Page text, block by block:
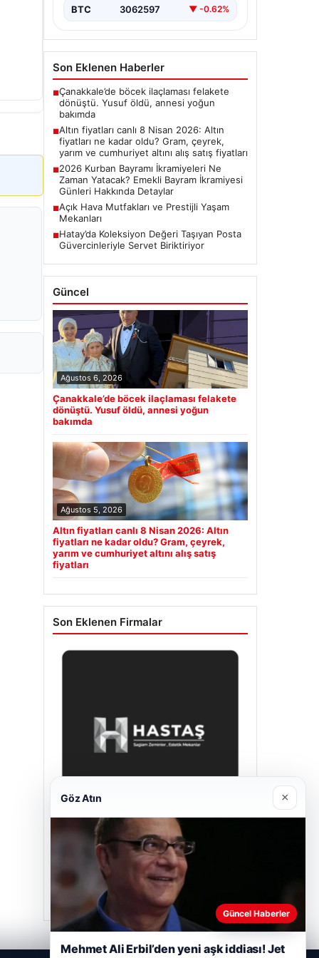
BTC 3062597 ▼ -0.62%
Son Eklenen Haberler
■Çanakkale’de böcek ilaçlaması felakete
dönüştü. Yusuf öldü, annesi yoğun
bakımda
■Altın fiyatları canlı 8 Nisan 2026: Altın
fiyatları ne kadar oldu? Gram, çeyrek,
yarım ve cumhuriyet altını alış satış fiyatları
■2026 Kurban Bayramı İkramiyeleri Ne
Zaman Yatacak? Emekli Bayram İkramiyesi
Günleri Hakkında Detaylar
■Açık Hava Mutfakları ve Prestijli Yaşam
Mekanları
■Hatay’da Koleksiyon Değeri Taşıyan Posta
Güvercinleriyle Servet Biriktiriyor
Güncel
Ağustos 6, 2026
Çanakkale’de böcek ilaçlaması felakete
dönüştü. Yusuf öldü, annesi yoğun
bakımda
Ağustos 5, 2026
Altın fiyatları canlı 8 Nisan 2026: Altın
fiyatları ne kadar oldu? Gram, çeyrek,
yarım ve cumhuriyet altını alış satış
fiyatları
Son Eklenen Firmalar
Hastaş Beton
Mayıs 26, 2026
Göz Atın ×
Güncel Haberler
Mehmet Ali Erbil’den yeni aşk iddiası! Jet